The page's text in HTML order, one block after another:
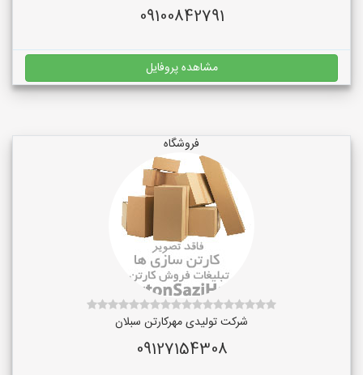
09100842791
مشاهده پروفایل
فروشگاه
شرکت تولیدی مهرکارتن سبلان
09127154308